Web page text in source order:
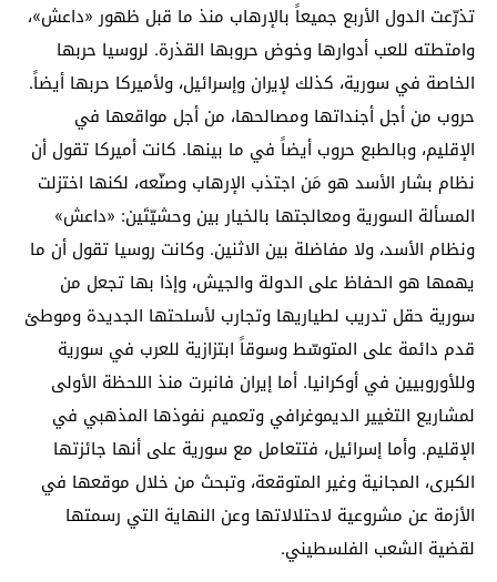
تذرّعت الدول الأربع جميعاً بالإرهاب منذ ما قبل ظهور «داعش»،
وامتطته للعب أدوارها وخوض حروبها القذرة. لروسيا حربها
الخاصة في سورية، كذلك لإيران وإسرائيل، ولأميركا حربها أيضاً.
حروب من أجل أجنداتها ومصالحها، من أجل مواقعها في
الإقليم، وبالطبع حروب أيضاً في ما بينها. كانت أميركا تقول أن
نظام بشار الأسد هو مَن اجتذب الإرهاب وصنّعه، لكنها اختزلت
المسألة السورية ومعالجتها بالخيار بين وحشيّتَين: «داعش»
ونظام الأسد، ولا مفاضلة بين الاثنين. وكانت روسيا تقول أن ما
يهمها هو الحفاظ على الدولة والجيش، وإذا بها تجعل من
سورية حقل تدريب لطياريها وتجارب لأسلحتها الجديدة وموطئ
قدم دائمة على المتوسّط وسوقاً ابتزازية للعرب في سورية
وللأوروبيين في أوكرانيا. أما إيران فانبرت منذ اللحظة الأولى
لمشاريع التغيير الديموغرافي وتعميم نفوذها المذهبي في
الإقليم. وأما إسرائيل، فتتعامل مع سورية على أنها جائزتها
الكبرى، المجانية وغير المتوقعة، وتبحث من خلال موقعها في
الأزمة عن مشروعية لاحتلالاتها وعن النهاية التي رسمتها
لقضية الشعب الفلسطيني.